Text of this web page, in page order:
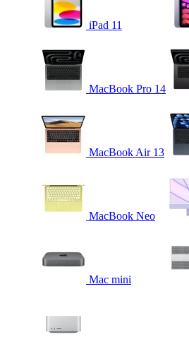
iPad 11
MacBook Pro 14
MacBook Air 13
MacBook Neo
Mac mini